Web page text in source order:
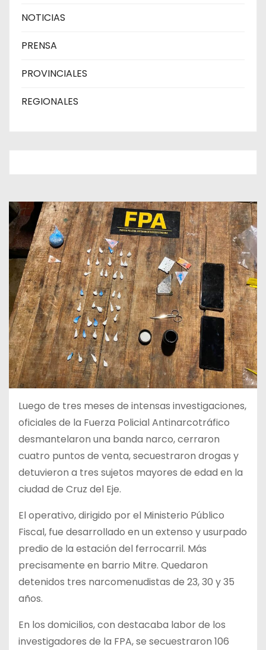
NOTICIAS
PRENSA
PROVINCIALES
REGIONALES
Luego de tres meses de intensas investigaciones,
oficiales de la Fuerza Policial Antinarcotráfico
desmantelaron una banda narco, cerraron
cuatro puntos de venta, secuestraron drogas y
detuvieron a tres sujetos mayores de edad en la
ciudad de Cruz del Eje.
El operativo, dirigido por el Ministerio Público
Fiscal, fue desarrollado en un extenso y usurpado
predio de la estación del ferrocarril. Más
precisamente en barrio Mitre. Quedaron
detenidos tres narcomenudistas de 23, 30 y 35
años.
En los domicilios, con destacaba labor de los
investigadores de la FPA, se secuestraron 106